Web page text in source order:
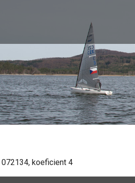
072134, koeficient 4